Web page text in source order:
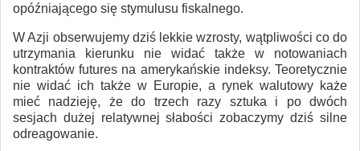
opóźniającego się stymulusu fiskalnego.
W Azji obserwujemy dziś lekkie wzrosty, wątpliwości co do
utrzymania kierunku nie widać także w notowaniach
kontraktów futures na amerykańskie indeksy. Teoretycznie
nie widać ich także w Europie, a rynek walutowy każe
mieć nadzieję, że do trzech razy sztuka i po dwóch
sesjach dużej relatywnej słabości zobaczymy dziś silne
odreagowanie.